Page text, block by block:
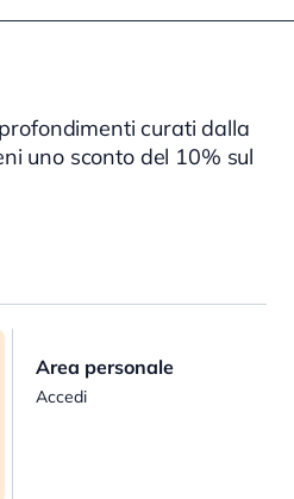
curati dalla
uno sconto del 10% sul
Area personale
Accedi